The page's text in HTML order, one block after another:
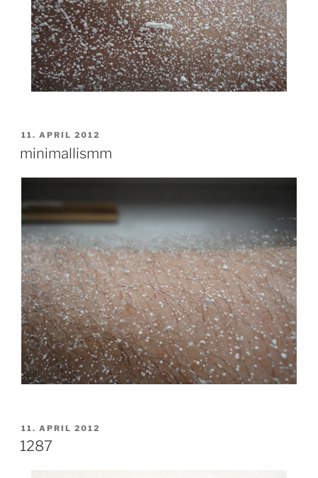
VERÖFFENTLICHT
AM
11. APRIL 2012
minimallismm
VERÖFFENTLICHT
AM
11. APRIL 2012
1287